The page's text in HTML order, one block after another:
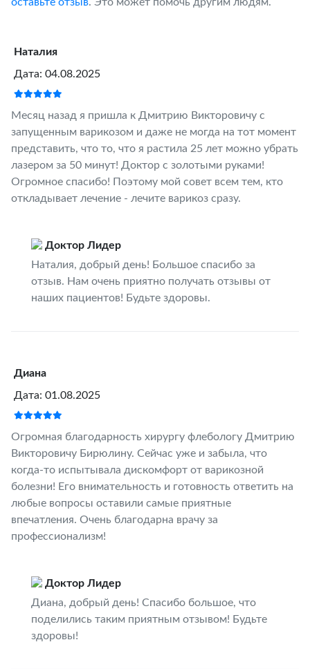
оставьте отзыв. Это может помочь другим людям.
Наталия
Дата: 04.08.2025
Месяц назад я пришла к Дмитрию Викторовичу с
запущенным варикозом и даже не могда на тот момент
представить, что то, что я растила 25 лет можно убрать
лазером за 50 минут! Доктор с золотыми руками!
Огромное спасибо! Поэтому мой совет всем тем, кто
откладывает лечение - лечите варикоз сразу.
Доктор Лидер
Наталия, добрый день! Большое спасибо за
отзыв. Нам очень приятно получать отзывы от
наших пациентов! Будьте здоровы.
Диана
Дата: 01.08.2025
Огромная благодарность хирургу флебологу Дмитрию
Викторовичу Бирюлину. Сейчас уже и забыла, что
когда-то испытывала дискомфорт от варикозной
болезни! Его внимательность и готовность ответить на
любые вопросы оставили самые приятные
впечатления. Очень благодарна врачу за
профессионализм!
Доктор Лидер
Диана, добрый день! Спасибо большое, что
поделились таким приятным отзывом! Будьте
здоровы!